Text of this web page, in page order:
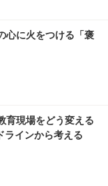
心に火をつける「褒
育現場をどう変える
ラインから考える